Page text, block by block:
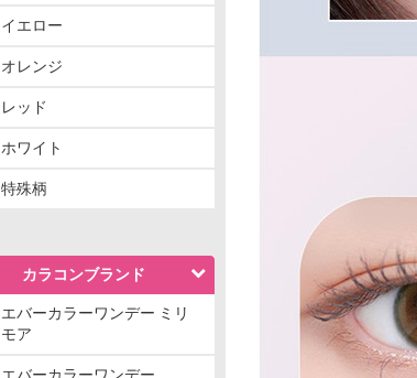
イエロー
オレンジ
レッド
ホワイト
特殊柄
カラコンブランド
エバーカラーワンデー ミリ
モア
エバーカラーワンデー